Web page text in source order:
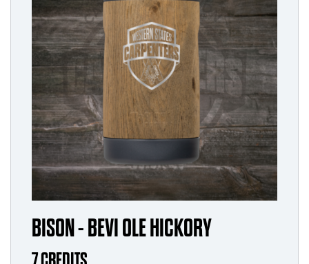
BISON - BEVI OLE HICKORY